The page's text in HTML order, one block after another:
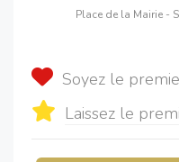
Place de la Mairie -
Soyez le
Laissez le